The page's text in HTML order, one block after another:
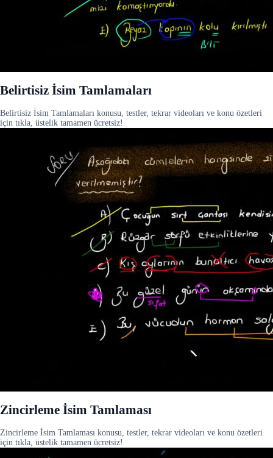
Belirtisiz İsim Tamlamaları
Belirtisiz İsim Tamlamaları konusu, testler, tekrar videoları ve konu özetleri
için tıkla, üstelik tamamen ücretsiz!
Zincirleme İsim Tamlaması
Zincirleme İsim Tamlaması konusu, testler, tekrar videoları ve konu özetleri
için tıkla, üstelik tamamen ücretsiz!